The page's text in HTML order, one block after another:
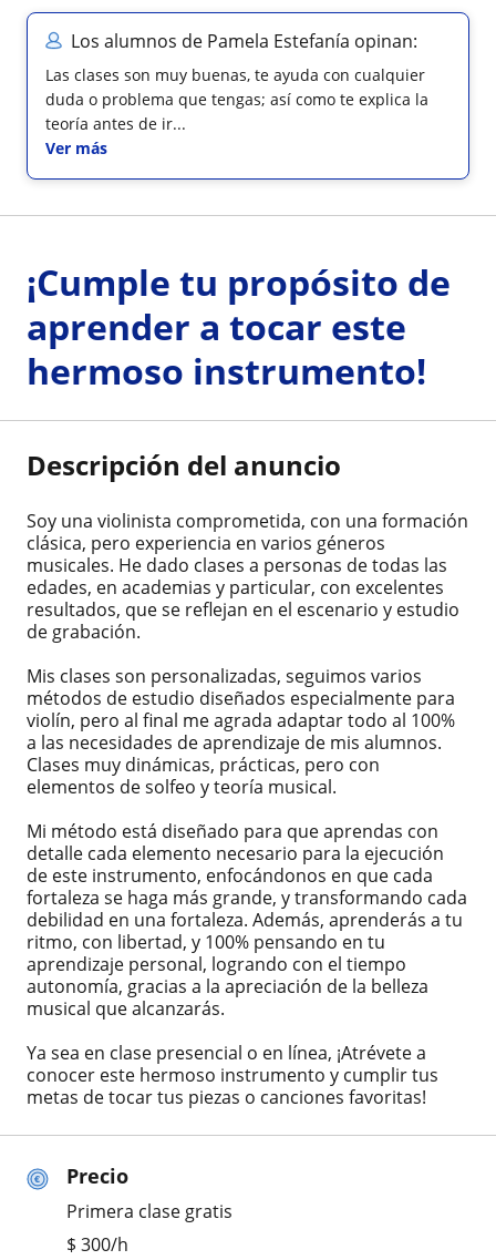
Los alumnos de Pamela Estefanía opinan:
Las clases son muy buenas, te ayuda con cualquier
duda o problema que tengas; así como te explica la
teoría antes de ir...
Ver más
Precio
Primera clase gratis
$ 300/h
¡Cumple tu propósito de
aprender a tocar este
hermoso instrumento!
Descripción del anuncio
Soy una violinista comprometida, con una formación
clásica, pero experiencia en varios géneros
musicales. He dado clases a personas de todas las
edades, en academias y particular, con excelentes
resultados, que se reflejan en el escenario y estudio
de grabación.
Mis clases son personalizadas, seguimos varios
métodos de estudio diseñados especialmente para
violín, pero al final me agrada adaptar todo al 100%
a las necesidades de aprendizaje de mis alumnos.
Clases muy dinámicas, prácticas, pero con
elementos de solfeo y teoría musical.
Mi método está diseñado para que aprendas con
detalle cada elemento necesario para la ejecución
de este instrumento, enfocándonos en que cada
fortaleza se haga más grande, y transformando cada
debilidad en una fortaleza. Además, aprenderás a tu
ritmo, con libertad, y 100% pensando en tu
aprendizaje personal, logrando con el tiempo
autonomía, gracias a la apreciación de la belleza
musical que alcanzarás.
Ya sea en clase presencial o en línea, ¡Atrévete a
conocer este hermoso instrumento y cumplir tus
metas de tocar tus piezas o canciones favoritas!